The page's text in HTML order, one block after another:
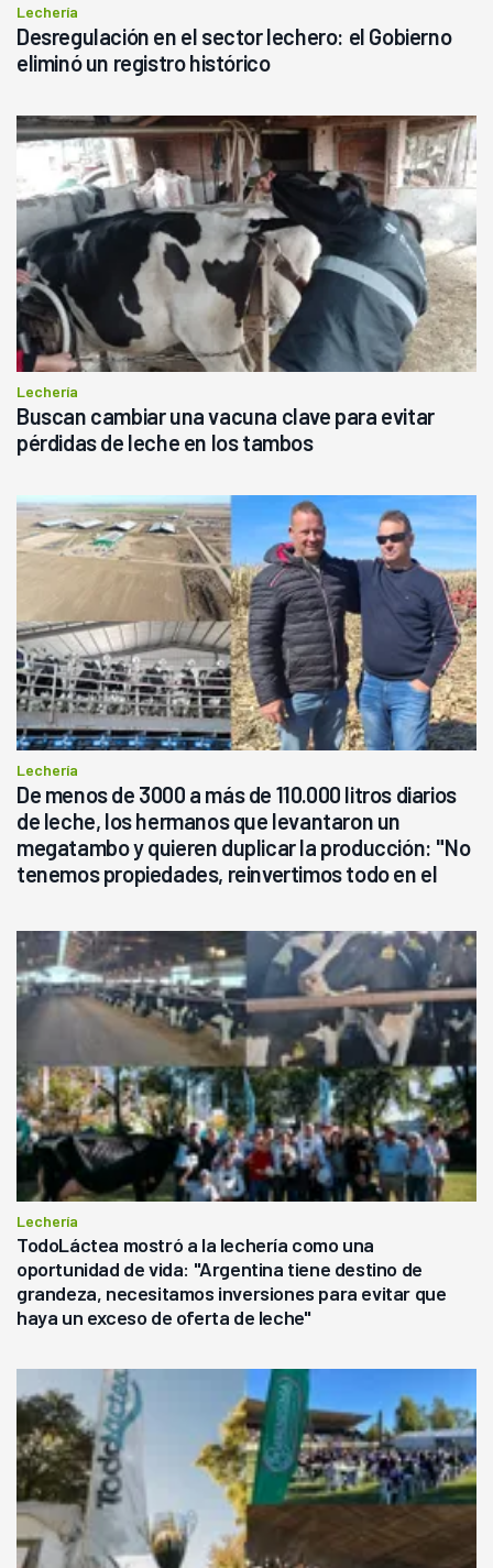
Lechería
Desregulación en el sector lechero: el Gobierno
eliminó un registro histórico
Lechería
Buscan cambiar una vacuna clave para evitar
pérdidas de leche en los tambos
Lechería
De menos de 3000 a más de 110.000 litros diarios
de leche, los hermanos que levantaron un
megatambo y quieren duplicar la producción: "No
tenemos propiedades, reinvertimos todo en el
Lechería
TodoLáctea mostró a la lechería como una
oportunidad de vida: "Argentina tiene destino de
grandeza, necesitamos inversiones para evitar que
haya un exceso de oferta de leche"